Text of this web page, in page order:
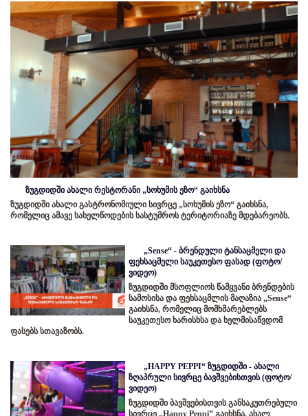
ზუგდიდში ახალი რესტორანი „სოხუმის ეზო“ გაიხსნა
ზუგდიდში ახალი გასტრონომიული სივრცე „სოხუმის ეზო“ გაიხსნა,
რომელიც ამავე სახელწოდების სასტუმროს ტერიტორიაზე მდებარეობს.
„Sense“ - ბრენდული ტანსაცმელი და
ფეხსაცმელი საუკეთესო ფასად (ფოტო/
ვიდეო)
ზუგდიდში მსოფლიოს წამყვანი ბრენდების
სამოსისა და ფეხსაცმლის მაღაზია „Sense“
გაიხსნა, რომელიც მომხმარებლებს
საუკეთესო ხარისხსა და ხელმისაწვდომ
ფასებს სთავაზობს.
„HAPPY PEPPI“ ზუგდიდში - ახალი
ზღაპრული სივრცე ბავშვებისთვის (ფოტო/
ვიდეო)
ზუგდიდში ბავშვებისთვის განსაკუთრებული
სივრცე „Happy Peppi” გაიხსნა. ახალ